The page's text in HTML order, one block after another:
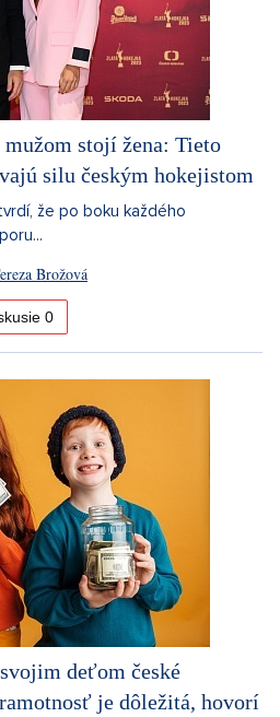
mužom stojí žena: Tieto
silu českým hokejistom
že po boku každého
Brožová
0
deťom české
je dôležitá, hovorí